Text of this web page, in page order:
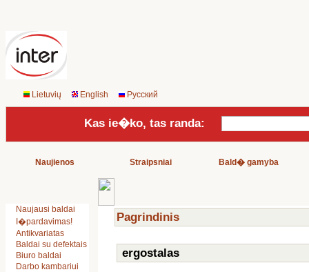
Lietuvių English Русский
Kas ie�ko, tas randa:
Naujienos Straipsniai Bald� gamyba
Naujausi baldai
I�pardavimas!
Antikvariatas
Baldai su defektais
Biuro baldai
Darbo kambariui
Pagrindinis
ergostalas